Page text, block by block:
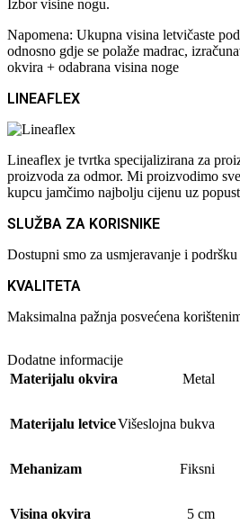
Izbor visine nogu.
Napomena: Ukupna visina letvičaste
odnosno gdje se polaže madrac,
okvira + odabrana visina noge
LINEAFLEX
Lineaflex je tvrtka specijalizirana za
proizvoda za odmor. Mi proizvodimo
kupcu jamčimo najbolju cijenu uz
SLUŽBA ZA KORISNIKE
Dostupni smo za usmjeravanje i
KVALITETA
Maksimalna pažnja posvećena
Dodatne informacije
Materijalu okvira
Metal
Materijalu letviceVišeslojna bukva
Mehanizam Fiksni
Visina okvira 5 cm